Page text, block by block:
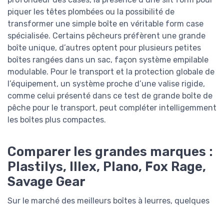
piquer les têtes plombées ou la possibilité de
transformer une simple boîte en véritable form case
spécialisée. Certains pêcheurs préfèrent une grande
boîte unique, d’autres optent pour plusieurs petites
boîtes rangées dans un sac, façon système empilable
modulable. Pour le transport et la protection globale de
l’équipement, un système proche d’une valise rigide,
comme celui présenté dans ce test de grande boîte de
pêche pour le transport, peut compléter intelligemment
les boîtes plus compactes.
Comparer les grandes marques :
Plastilys, Illex, Plano, Fox Rage,
Savage Gear
Sur le marché des meilleurs boîtes à leurres, quelques